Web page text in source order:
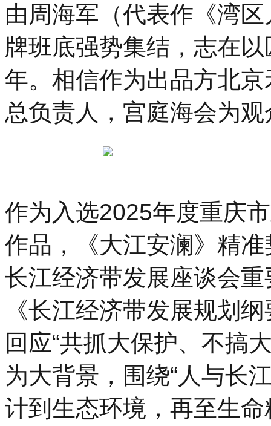
由周海军（代表作《湾
牌班底强势集结，志在
年。相信作为出品方北
总负责人，宫庭海会为
作为入选2025年度重庆
作品，《大江安澜》精
长江经济带发展座谈会
《长江经济带发展规划
回应“共抓大保护、不搞
为大背景，围绕“人与长
计到生态环境，再至生